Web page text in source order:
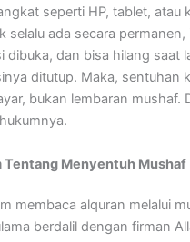
seperti HP, tablet, atau
selalu ada secara permanen,
dibuka, dan bisa hilang saat
ditutup. Maka, sentuhan
bukan lembaran mushaf.
Tentang Menyentuh Mushaf
membaca alquran melalui
berdalil dengan firman